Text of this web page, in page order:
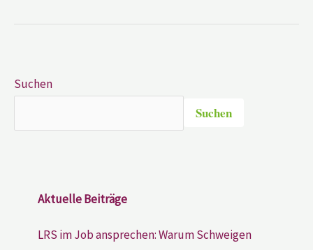
Suchen
Suchen
Aktuelle Beiträge
LRS im Job ansprechen: Warum Schweigen